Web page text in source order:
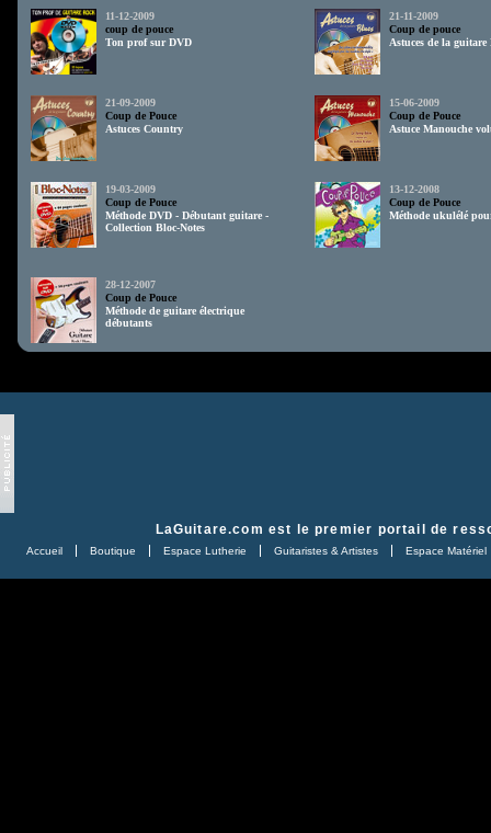
11-12-2009
coup de pouce
Ton prof sur DVD
21-11-2009
Coup de pouce
Astuces de la
21-09-2009
Coup de Pouce
Astuces Country
15-06-2009
Coup de Pouce
Astuce Manouche
19-03-2009
Coup de Pouce
Méthode DVD - Débutant guitare -
Collection Bloc-Notes
13-12-2008
Coup de Pouce
Méthode ukulélé
28-12-2007
Coup de Pouce
Méthode de guitare électrique
débutants
LaGuitare.com est le premier portail de
Accueil Boutique Espace Lutherie Guitaristes & Artistes Espace Matériel